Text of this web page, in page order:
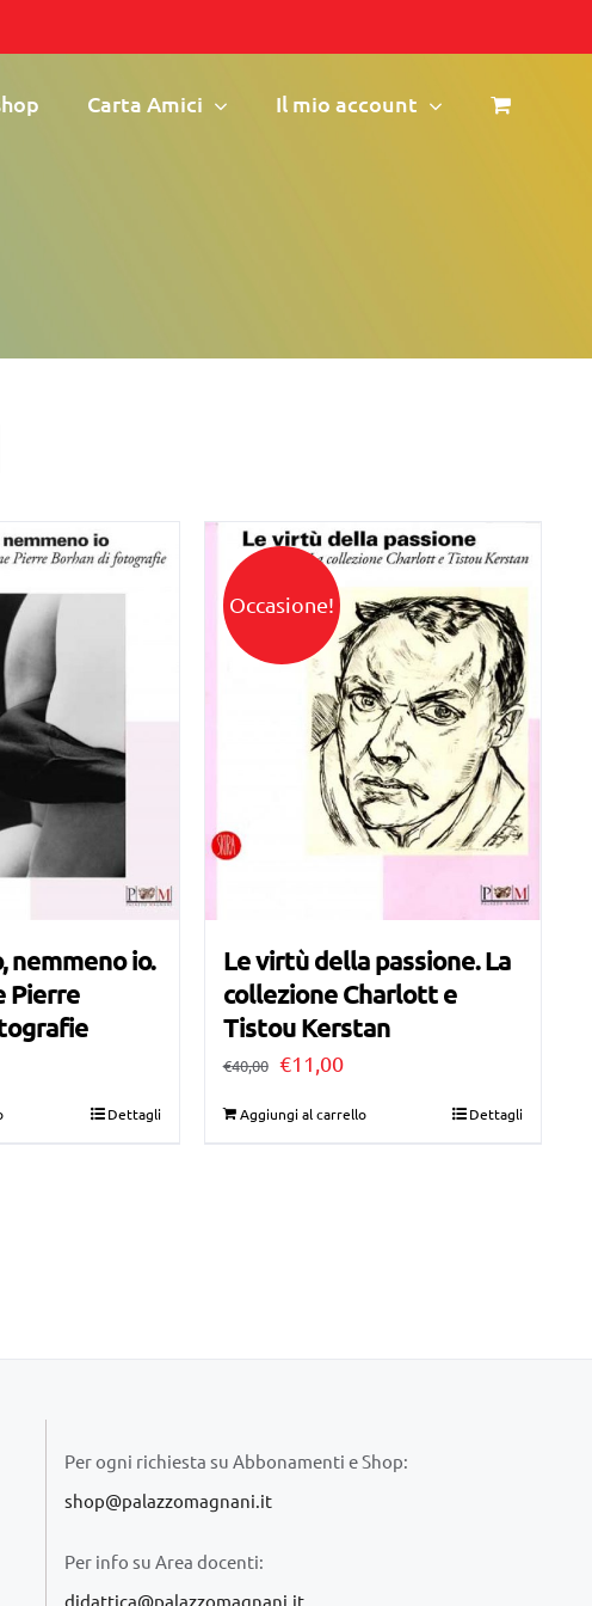
Carta Amici Il mio account
nemmeno io.
Pierre
Dettagli
Occasione!
Le virtù della passione. La
collezione Charlott e
Tistou Kerstan
€40,00 Il
€11,00Il
Aggiungi al carrello Dettagli
Per ogni richiesta su Abbonamenti e Shop:
shop@palazzomagnani.it
Per info su Area docenti:
didattica@palazzomagnani.it